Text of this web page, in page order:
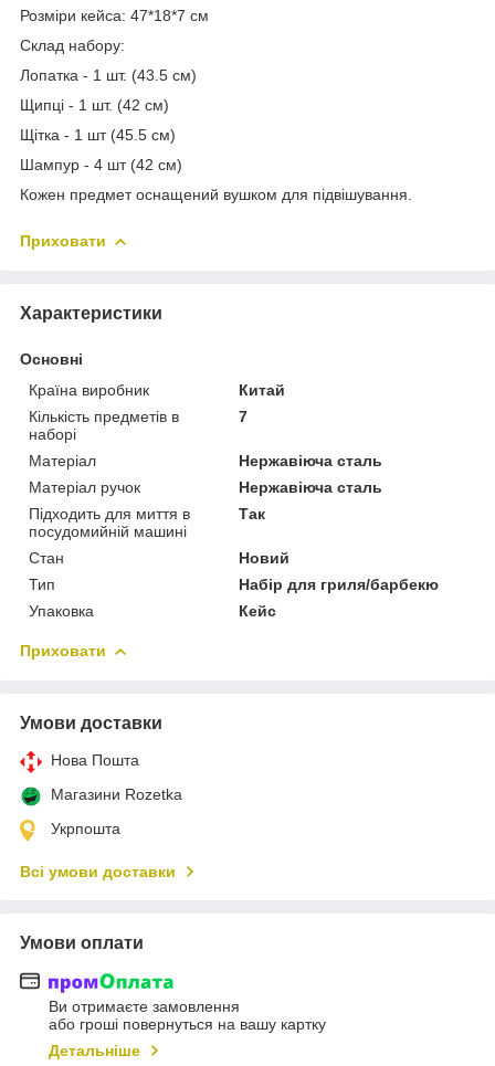
Розміри кейса: 47*18*7 см
Склад набору:
Лопатка - 1 шт. (43.5 см)
Щипці - 1 шт. (42 см)
Щітка - 1 шт (45.5 см)
Шампур - 4 шт (42 см)
Кожен предмет оснащений вушком для підвішування.
Приховати
Характеристики
Основні
Країна виробник
Китай
Кількість предметів в
наборі
7
Матеріал
Нержавіюча сталь
Матеріал ручок
Нержавіюча сталь
Підходить для миття в
посудомийній машині
Так
Стан
Новий
Тип
Набір для гриля/барбекю
Упаковка
Кейс
Приховати
Умови доставки
Нова Пошта
Магазини Rozetka
Укрпошта
Всі умови доставки
Умови оплати
Ви отримаєте замовлення
або гроші повернуться на вашу картку
Детальніше